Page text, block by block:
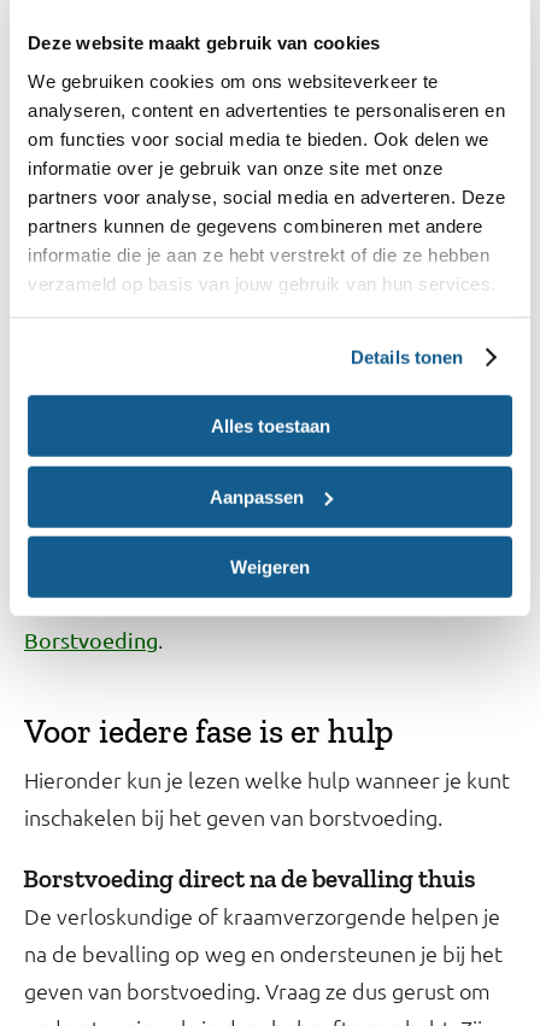
Deze website maakt gebruik van cookies
We gebruiken cookies om ons websiteverkeer te
analyseren, content en advertenties te personaliseren en
om functies voor social media te bieden. Ook delen we
informatie over je gebruik van onze site met onze
partners voor analyse, social media en adverteren. Deze
partners kunnen de gegevens combineren met andere
informatie die je aan ze hebt verstrekt of die ze hebben
verzameld op basis van jouw gebruik van hun services.
Details tonen
Alles toestaan
Aanpassen
Weigeren
melk je baby drinkt, hoe meer melk jij produceert.
Baby's regelen op die manier dus zelf dat ze
voldoende melk krijgen. Velen die vroegtijdig
stoppen met borstvoeding denken dat ze niet
genoeg melk aanmaken. Maar je kunt op je lichaam
vertrouwen. Bijna iedereen die net is bevallen kan
borstvoeding geven.
altijd terecht bij je verloskundige of
kraamverzorgende. Zij kunnen je ook
doorverwijzen naar een lactatiekundige. Na de
kraamperiode kun je terecht bij het
consultatiebureau. Of vind een lactatiekundige bij
jou in de buurt op de website vanNVL
Borstvoeding.
Voor iedere fase is er hulp
Hieronder kun je lezen welke hulp wanneer je kunt
inschakelen bij het geven van borstvoeding.
Borstvoeding direct na de bevalling thuis
De verloskundige of kraamverzorgende helpen je
na de bevalling op weg en ondersteunen je bij het
geven van borstvoeding. Vraag ze dus gerust om